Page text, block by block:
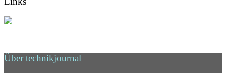
Über technikjournal